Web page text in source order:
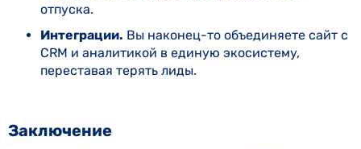
отпуска.
Интеграции. Вы наконец-то объединяете сайт с
CRM и аналитикой в единую экосистему,
переставая терять лиды.
Заключение